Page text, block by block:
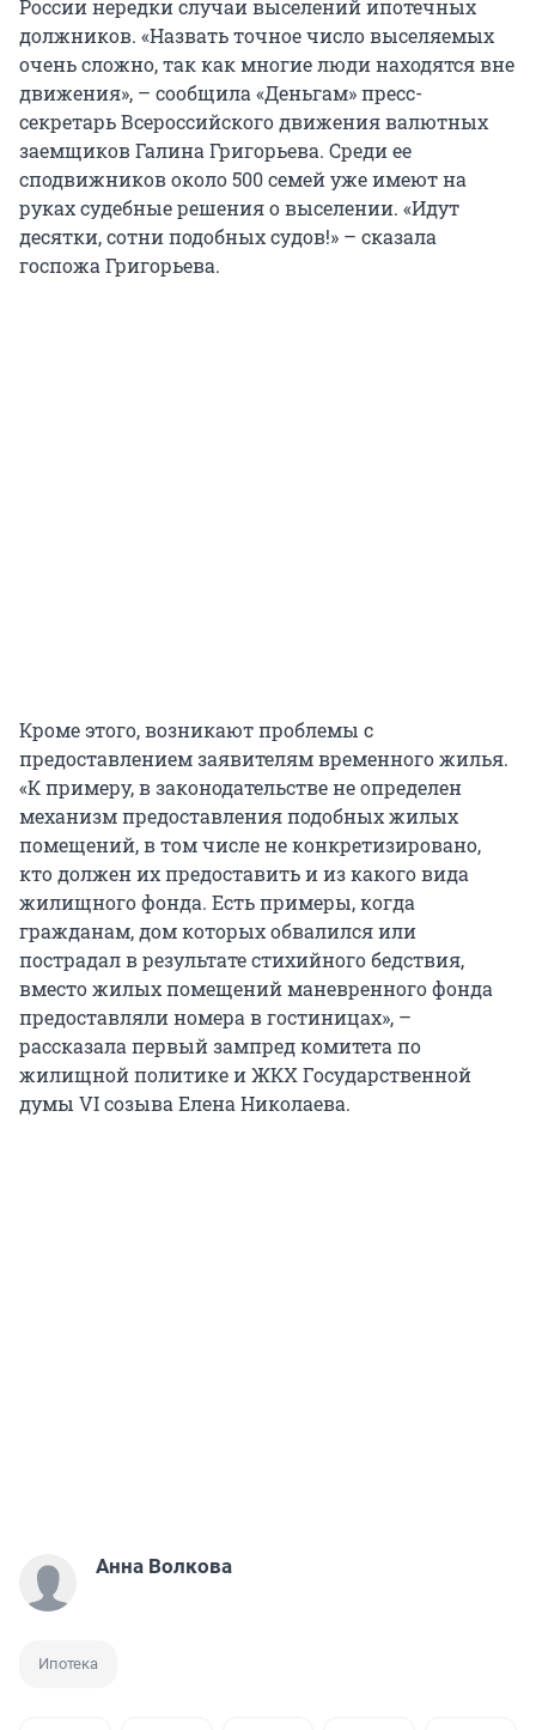
России нередки случаи выселений ипотечных
должников. «Назвать точное число выселяемых
очень сложно, так как многие люди находятся вне
движения», – сообщила «Деньгам» пресс-
секретарь Всероссийского движения валютных
заемщиков Галина Григорьева. Среди ее
сподвижников около 500 семей уже имеют на
руках судебные решения о выселении. «Идут
десятки, сотни подобных судов!» – сказала
госпожа Григорьева.
Кроме этого, возникают проблемы с
предоставлением заявителям временного жилья.
«К примеру, в законодательстве не определен
механизм предоставления подобных жилых
помещений, в том числе не конкретизировано,
кто должен их предоставить и из какого вида
жилищного фонда. Есть примеры, когда
гражданам, дом которых обвалился или
пострадал в результате стихийного бедствия,
вместо жилых помещений маневренного фонда
предоставляли номера в гостиницах», –
рассказала первый зампред комитета по
жилищной политике и ЖКХ Государственной
думы VI созыва Елена Николаева.
Анна Волкова
Ипотека